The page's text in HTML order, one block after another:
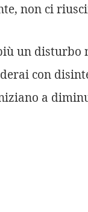
non ci
un disturbo
con
a